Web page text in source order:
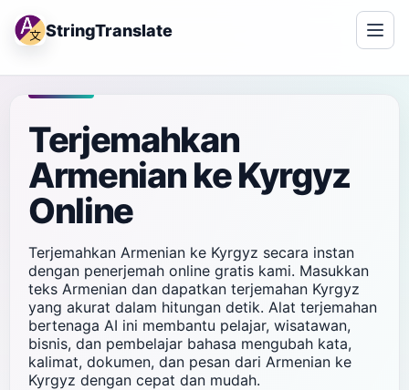
StringTranslate
Terjemahkan
Armenian ke Kyrgyz
Online
Terjemahkan Armenian ke Kyrgyz secara instan
dengan penerjemah online gratis kami. Masukkan
teks Armenian dan dapatkan terjemahan Kyrgyz
yang akurat dalam hitungan detik. Alat terjemahan
bertenaga AI ini membantu pelajar, wisatawan,
bisnis, dan pembelajar bahasa mengubah kata,
kalimat, dokumen, dan pesan dari Armenian ke
Kyrgyz dengan cepat dan mudah.